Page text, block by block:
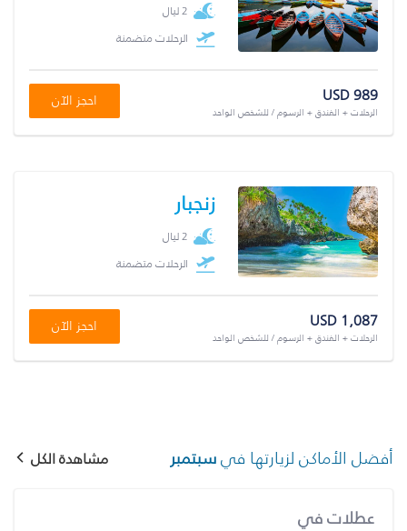
2 ليال
الرحلات متضمنة
USD 989
الرحلات + الفندق + الرسوم / للشخص الواحد
احجز الآن
زنجبار
2 ليال
الرحلات متضمنة
USD 1,087
الرحلات + الفندق + الرسوم / للشخص الواحد
احجز الآن
أفضل الأماكن لزيارتها فيسبتمبر مشاهدة الكل
عطلات في